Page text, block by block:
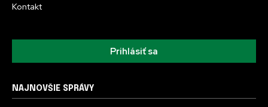
Kontakt
Prihlásiť sa
NAJNOVŠIE SPRÁVY